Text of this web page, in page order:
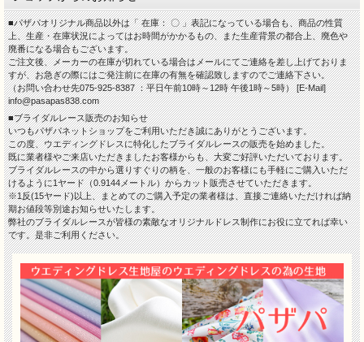
■パザパオリジナル商品以外は「 在庫： 〇 」表記になっている場合も、商品の性質
上、生産・在庫状況によってはお時間がかかるもの、また生産背景の都合上、廃色や
廃番になる場合もございます。
ご注文後、メーカーの在庫が切れている場合はメールにてご連絡を差し上げておりま
すが、お急ぎの際にはご発注前に在庫の有無を確認致しますのでご連絡下さい。
（お問い合わせ先075-925-8387 ：平日午前10時～12時 午後1時～5時） [E-Mail]
info@pasapas838.com
■ブライダルレース販売のお知らせ
いつもパザパネットショップをご利用いただき誠にありがとうございます。
この度、ウエディングドレスに特化したブライダルレースの販売を始めました。
既に業者様やご来店いただきましたお客様からも、大変ご好評いただいております。
ブライダルレースの中から選りすぐりの柄を、一般のお客様にも手軽にご購入いただ
けるように1ヤード（0.9144メートル）からカット販売させていただきます。
※1反(15ヤード)以上、まとめてのご購入予定の業者様は、直接ご連絡いただければ納
期お値段等別途お知らせいたします。
弊社のブライダルレースが皆様の素敵なオリジナルドレス制作にお役に立てれば幸い
です。是非ご利用ください。